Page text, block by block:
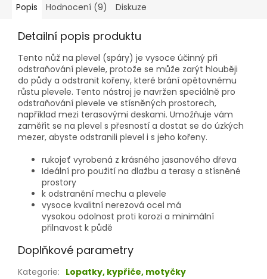
Popis Hodnocení (9) Diskuze
Detailní popis produktu
Tento nůž na plevel (spáry) je vysoce účinný při
odstraňování plevele, protože se může zarýt hlouběji
do půdy a odstranit kořeny, které brání opětovnému
růstu plevele. Tento nástroj je navržen speciálně pro
odstraňování plevele ve stísněných prostorech,
například mezi terasovými deskami. Umožňuje vám
zaměřit se na plevel s přesností a dostat se do úzkých
mezer, abyste odstranili plevel i s jeho kořeny.
rukojeť vyrobená z krásného jasanového dřeva
Ideální pro použití na dlažbu a terasy a stísněné
prostory
k odstranění mechu a plevele
vysoce kvalitní nerezová ocel má
vysokou odolnost proti korozi a minimální
přilnavost k půdě
Doplňkové parametry
Kategorie: Lopatky, kypřiče, motyčky